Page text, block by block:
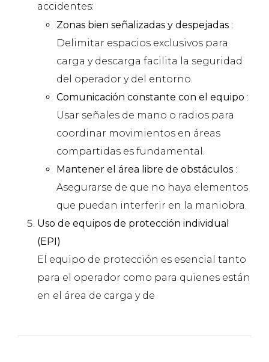
accidentes:
Zonas bien señalizadas y despejadas :
Delimitar espacios exclusivos para
carga y descarga facilita la seguridad
del operador y del entorno.
Comunicación constante con el equipo :
Usar señales de mano o radios para
coordinar movimientos en áreas
compartidas es fundamental.
Mantener el área libre de obstáculos :
Asegurarse de que no haya elementos
que puedan interferir en la maniobra.
Uso de equipos de protección individual
(EPI)
El equipo de protección es esencial tanto
para el operador como para quienes están
en el área de carga y de